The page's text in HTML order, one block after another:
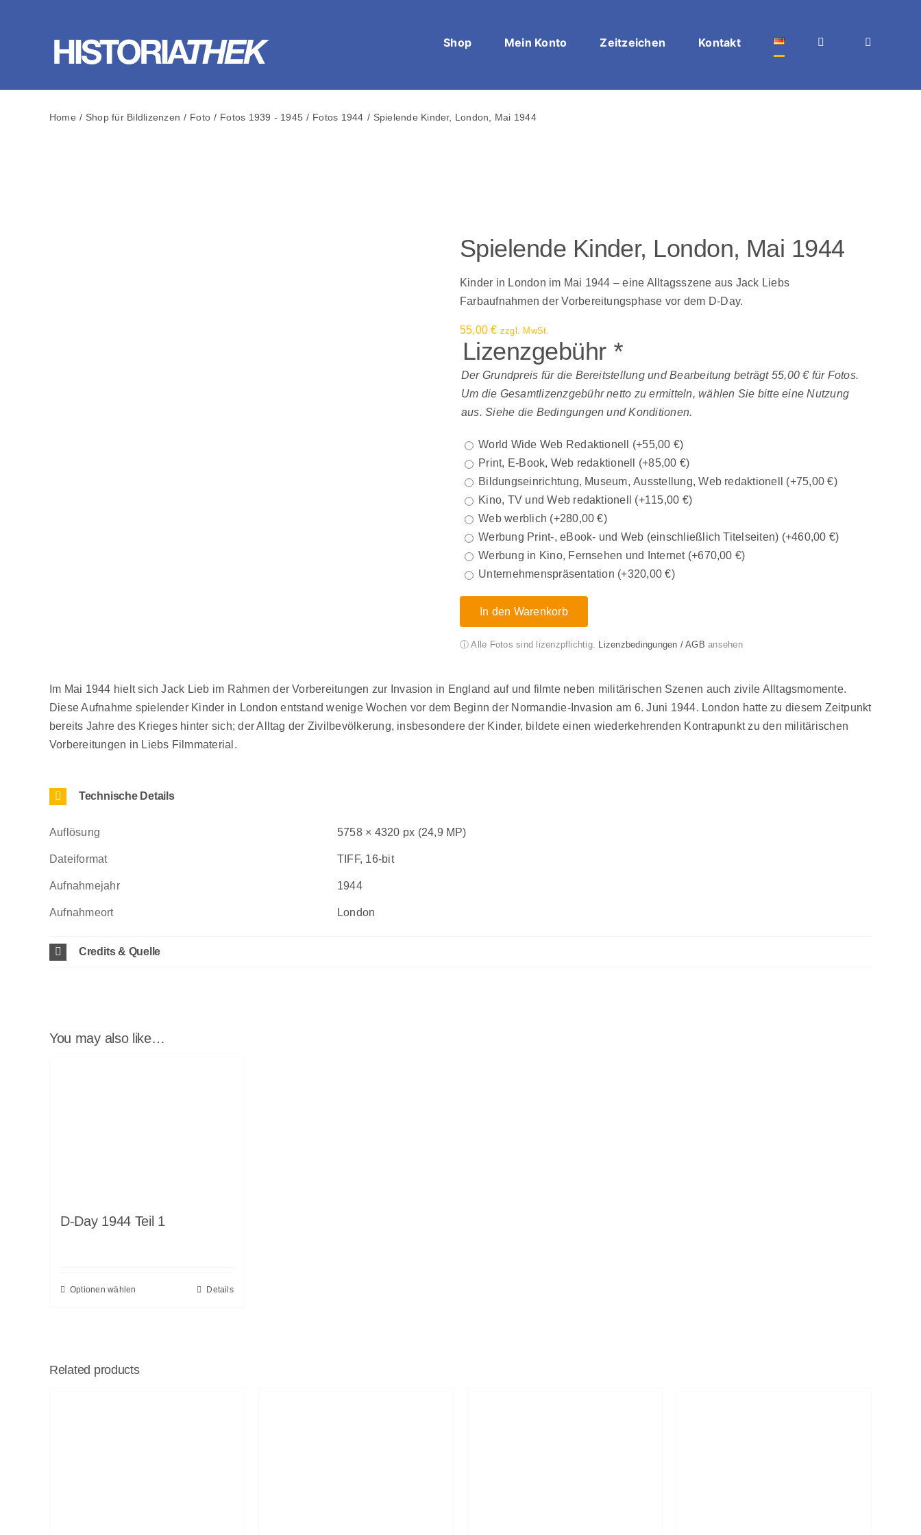
Shop Mein Konto Zeitzeichen Kontakt
Home Shop für Bildlizenzen Foto Fotos 1939 - 1945 Fotos 1944 Spielende Kinder, London, Mai 1944
Spielende Kinder, London, Mai 1944
Kinder in London im Mai 1944 – eine Alltagsszene aus Jack Liebs
Farbaufnahmen der Vorbereitungsphase vor dem D-Day.
55,00€ zzgl. MwSt.
Lizenzgebühr *
Der Grundpreis für die Bereitstellung und Bearbeitung beträgt 55,00 € für Fotos.
Um die Gesamtlizenzgebühr netto zu ermitteln, wählen Sie bitte eine Nutzung
aus. Siehe die Bedingungen und Konditionen.
World Wide Web Redaktionell (+55,00 €)
Print, E-Book, Web redaktionell (+85,00 €)
Bildungseinrichtung, Museum, Ausstellung, Web redaktionell (+75,00€)
Kino, TV und Web redaktionell (+115,00 €)
Web werblich (+280,00€)
Werbung Print-, eBook- und Web (einschließlich Titelseiten) (+460,00 €)
Werbung in Kino, Fernsehen und Internet (+670,00 €)
Unternehmenspräsentation (+320,00€)
In den Warenkorb
ⓘ Alle Fotos sind lizenzpflichtig. Lizenzbedingungen / AGB ansehen
Im Mai 1944 hielt sich Jack Lieb im Rahmen der Vorbereitungen zur Invasion in England auf und filmte neben militärischen Szenen auch zivile Alltagsmomente.
Diese Aufnahme spielender Kinder in London entstand wenige Wochen vor dem Beginn der Normandie-Invasion am 6. Juni 1944. London hatte zu diesem Zeitpunkt
bereits Jahre des Krieges hinter sich; der Alltag der Zivilbevölkerung, insbesondere der Kinder, bildete einen wiederkehrenden Kontrapunkt zu den militärischen
Vorbereitungen in Liebs Filmmaterial.
Technische Details
Auflösung 5758 × 4320 px (24,9 MP)
Dateiformat TIFF, 16-bit
Aufnahmejahr 1944
Aufnahmeort London
Credits & Quelle
You may also like…
D-Day 1944 Teil 1
Optionen wählen Details
Related products